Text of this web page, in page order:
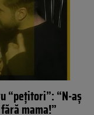
“pețitori”: “N-aș
mama!”